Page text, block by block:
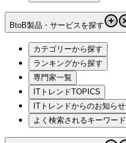
BtoB製品・サービスを探す
カテゴリーから探す
ランキングから探す
専門家一覧
ITトレンドTOPICS
ITトレンドからのお知らせ
よく検索されるキーワード